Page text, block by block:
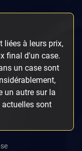
liées à leurs prix,
final d'un case.
un case sont
un autre sur la
actuelles sont